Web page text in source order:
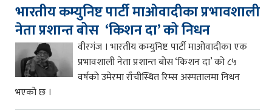
भारतीय कम्युनिष्ट पार्टी माओवादीका प्रभावशाली
नेता प्रशान्त बोस ‘किशन दा’ को निधन
वीरगंज । भारतीय कम्युनिष्ट पार्टी माओवादीका एक
प्रभावशाली नेता प्रशान्त बोस ‘किशन दा’ को ८५
वर्षको उमेरमा राँचीस्थित रिम्स अस्पतालमा निधन
भएको छ ।